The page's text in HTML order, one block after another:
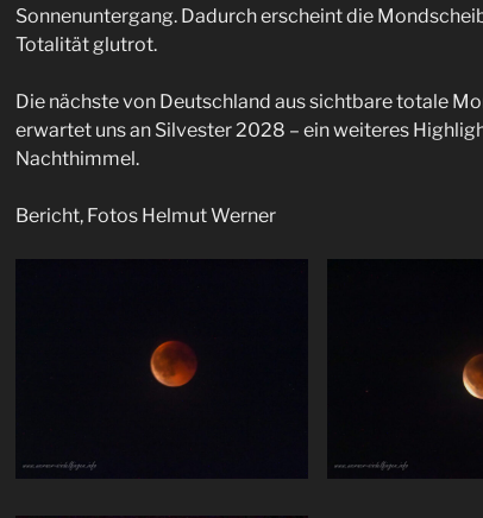
Sonnenuntergang. Dadurch erscheint die
Totalität glutrot.
Die nächste von Deutschland aus sichtbare totale
erwartet uns an Silvester 2028 – ein weiteres
Nachthimmel.
Bericht, Fotos Helmut Werner